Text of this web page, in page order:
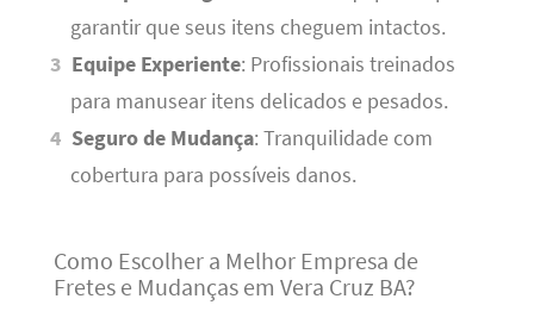
garantir que seus itens cheguem intactos.
Equipe Experiente: Profissionais treinados
para manusear itens delicados e pesados.
Seguro de Mudança: Tranquilidade com
cobertura para possíveis danos.
Como Escolher a Melhor Empresa de
Fretes e Mudanças em Vera Cruz BA?